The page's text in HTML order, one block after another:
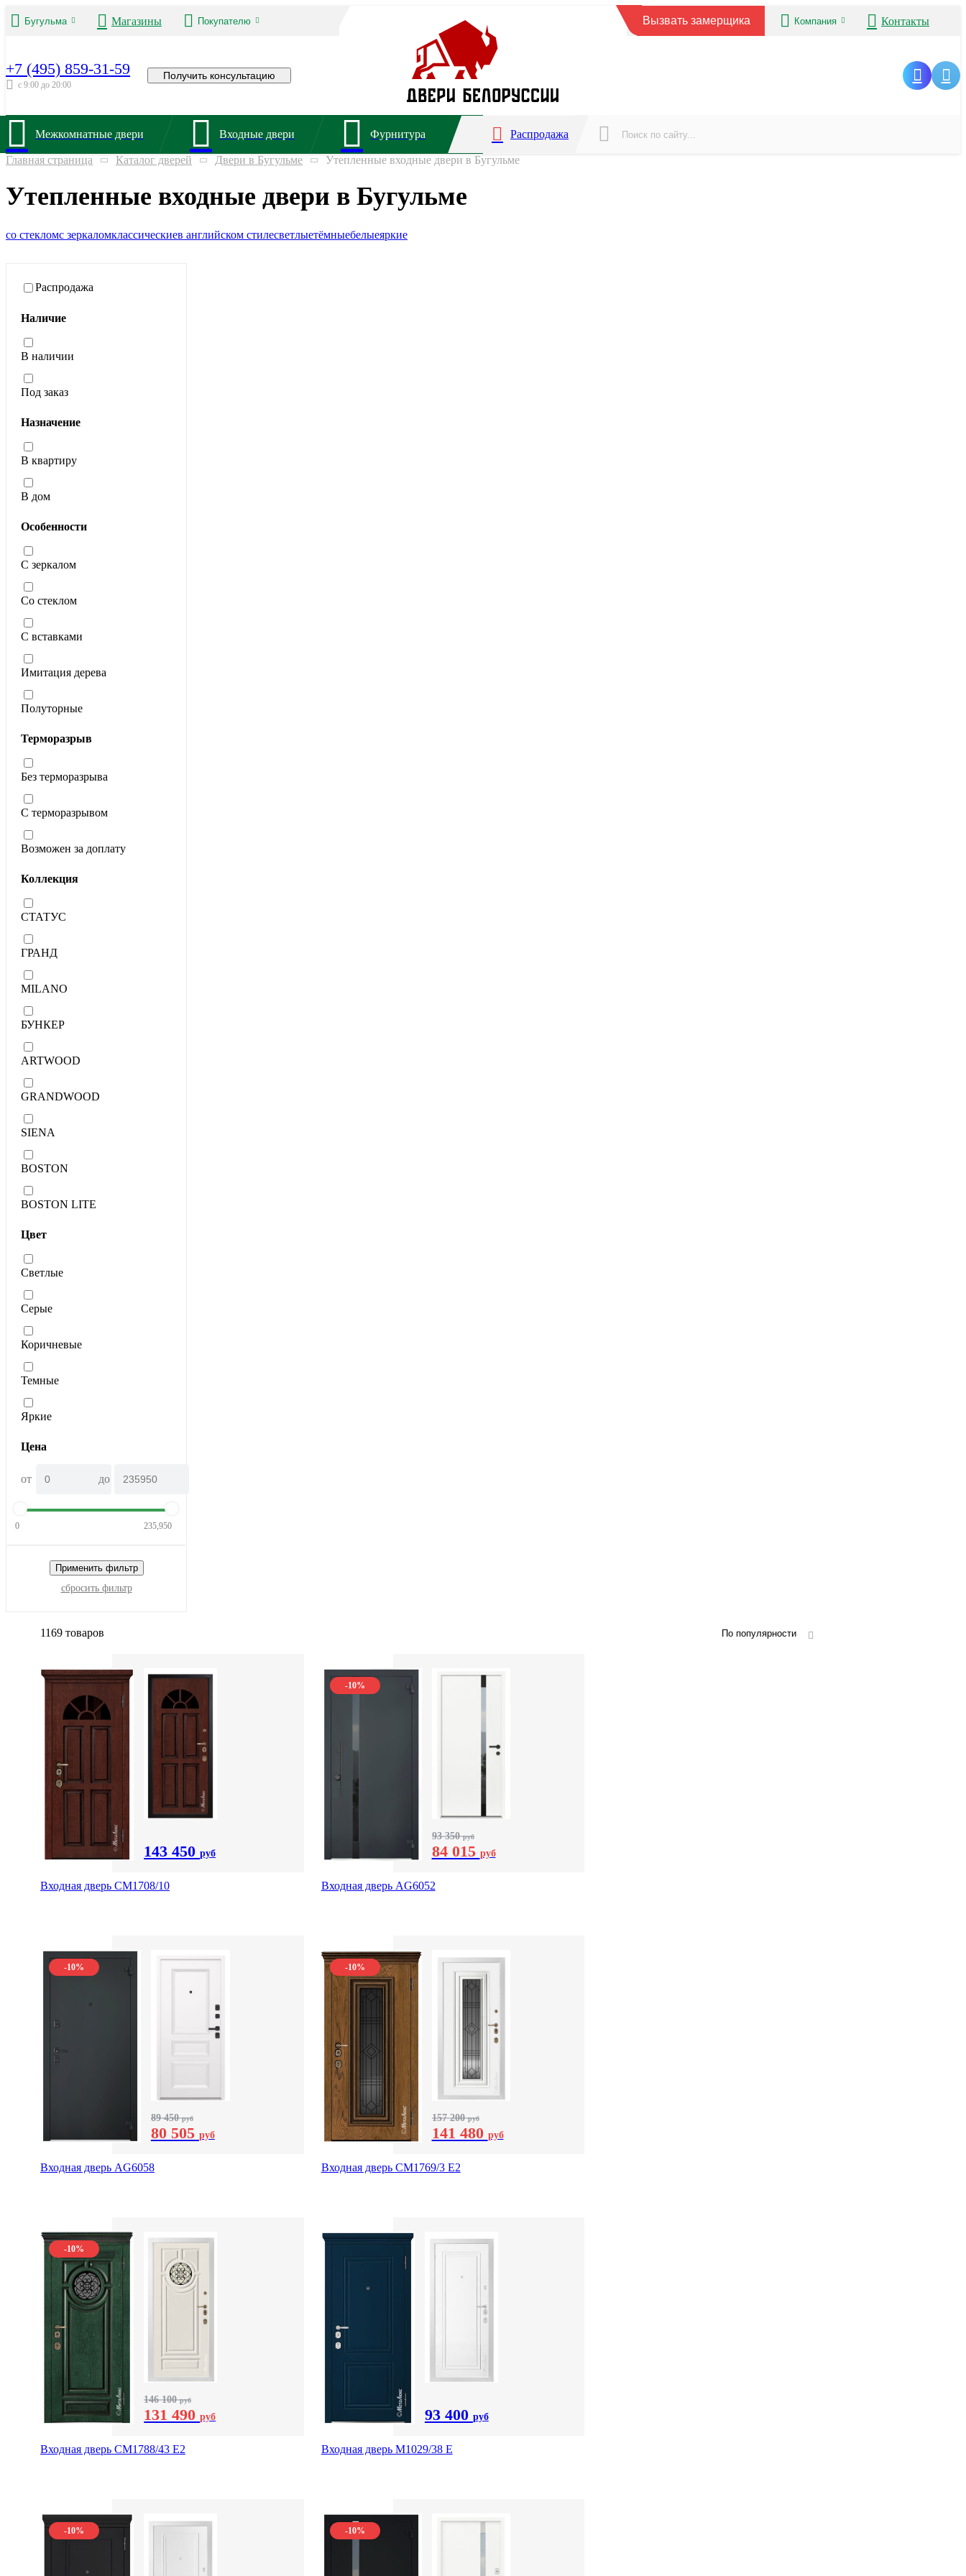
Бугульма Магазины Покупателю Вызвать замерщика Компания Контакты
+7 (495) 859-31-59
с 9:00 до 20:00
Получить консультацию
Межкомнатные двери Входные двери Фурнитура Распродажа
Главная страница Каталог дверей Двери в Бугульме Утепленные входные двери в Бугульме
Утепленные входные двери в Бугульме
со стекломс зеркаломклассическиев английском стилесветлыетёмныебелыеяркие
Распродажа
Наличие
В наличии
Под заказ
Назначение
В квартиру
В дом
Особенности
С зеркалом
Со стеклом
С вставками
Имитация дерева
Полуторные
Терморазрыв
Без терморазрыва
С терморазрывом
Возможен за доплату
Коллекция
СТАТУС
ГРАНД
MILANO
БУНКЕР
ARTWOOD
GRANDWOOD
SIENA
BOSTON
BOSTON LITE
Цвет
Светлые
Серые
Коричневые
Темные
Яркие
Цена
от до
0 235,950
Применить фильтр
сбросить фильтр
1169 товаров По популярности
143 450руб
Входная дверь CМ1708/10
-10%
93 350руб
84 015 руб
Входная дверь AG6052
-10%
89 450руб
80 505 руб
Входная дверь AG6058
-10%
157 200руб
141 480 руб
Входная дверь СМ1769/3 Е2
-10%
146 100руб
131 490руб
Входная дверь СМ1788/43 E2
93 400 руб
Входная дверь М1029/38 E
-10% -10%